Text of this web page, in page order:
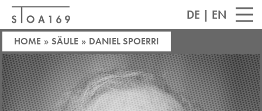
DE | EN
HOME » SÄULE » DANIEL SPOERRI